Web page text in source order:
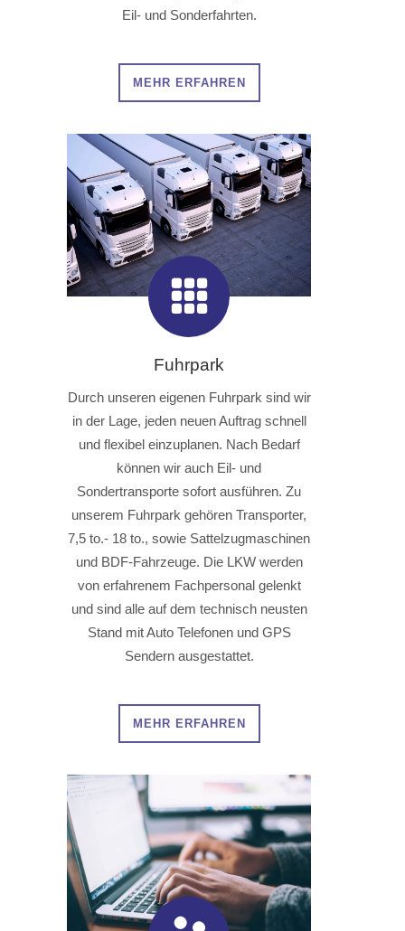
Eil- und Sonderfahrten.
MEHR ERFAHREN
Fuhrpark
Durch unseren eigenen Fuhrpark sind wir
in der Lage, jeden neuen Auftrag schnell
und flexibel einzuplanen. Nach Bedarf
können wir auch Eil- und
Sondertransporte sofort ausführen. Zu
unserem Fuhrpark gehören Transporter,
7,5 to.- 18 to., sowie Sattelzugmaschinen
und BDF-Fahrzeuge. Die LKW werden
von erfahrenem Fachpersonal gelenkt
und sind alle auf dem technisch neusten
Stand mit Auto Telefonen und GPS
Sendern ausgestattet.
MEHR ERFAHREN